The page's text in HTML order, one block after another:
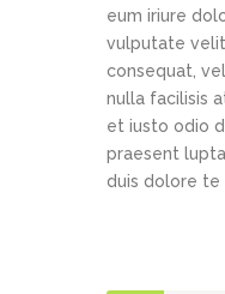
eum iriure
vulputate
consequat,
nulla facilisis
et iusto odio
praesent
duis dolore te